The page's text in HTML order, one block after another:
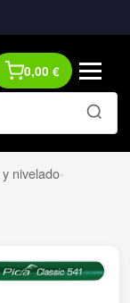
0,00 €
nivelado›